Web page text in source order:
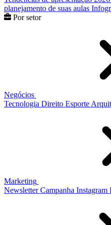
planejamento de suas aulas
Por setor
Negócios
Tecnologia Direito Esporte
Marketing
Newsletter Campanha Instagram